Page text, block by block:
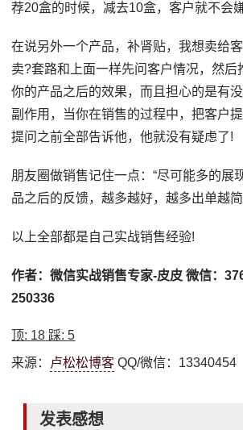
荐20盒的时候，减去10盒，客户就不会
在说另外一个产品，补肾贴，我想卖给
卖?套路和上面一样先问客户情况，然后
你的产品之后的效果，而且担心的是有
副作用，当你在销售的过程中，把客户
提问之前全部告诉他，他就没有疑虑了!
朋友圈做销售记住一点：“尽可能多的展
品之后的反馈，越多越好，越多出单越简
以上全部都是自己实战销售经验!
作者：微信实战销售专家-皮皮 微信：
250336
顶: 18 踩:5
来源： 卢松松博客 QQ/微信：13340454
发表感想